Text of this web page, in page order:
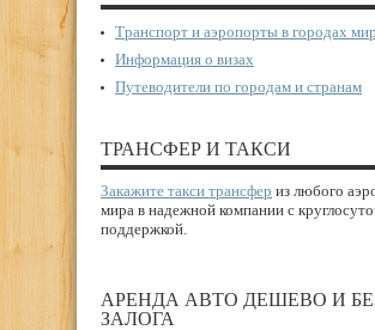
Транспорт и аэропорты в городах
Информация о визах
Путеводители по городам и странам
ТРАНСФЕР И ТАКСИ
Закажите такси трансфер из любого
мира в надежной компании с
поддержкой.
АРЕНДА АВТО ДЕШЕВО И
ЗАЛОГА